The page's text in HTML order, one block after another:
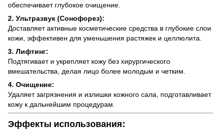
обеспечивает глубокое очищение.
2. Ультразвук (Сонофорез):
Доставляет активные косметические средства в глубокие слои
кожи, эффективен для уменьшения растяжек и целлюлита.
3. Лифтинг:
Подтягивает и укрепляет кожу без хирургического
вмешательства, делая лицо более молодым и четким.
4. Очищение:
Удаляет загрязнения и излишки кожного сала, подготавливает
кожу к дальнейшим процедурам.
Эффекты использования: